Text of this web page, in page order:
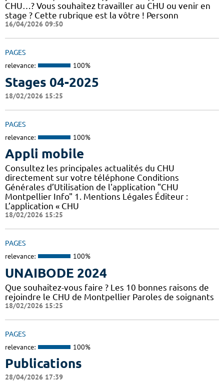
CHU…? Vous souhaitez travailler au CHU ou venir en
stage ? Cette rubrique est la vôtre ! Personn
16/04/2026 09:50
PAGES
relevance: 100%
Stages 04-2025
18/02/2026 15:25
PAGES
relevance: 100%
Appli mobile
Consultez les principales actualités du CHU
directement sur votre téléphone Conditions
Générales d’Utilisation de l'application "CHU
Montpellier Info" 1. Mentions Légales Éditeur :
L’application « CHU
18/02/2026 15:25
PAGES
relevance: 100%
UNAIBODE 2024
Que souhaitez-vous faire ? Les 10 bonnes raisons de
rejoindre le CHU de Montpellier Paroles de soignants
18/02/2026 15:25
PAGES
relevance: 100%
Publications
28/04/2026 17:39